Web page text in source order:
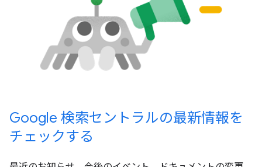
Google 検索セントラルの最新情報を
チェックする